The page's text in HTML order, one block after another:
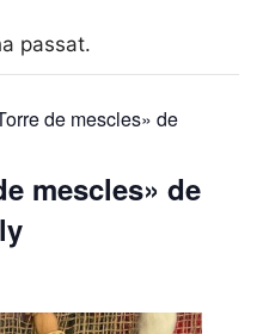
passat.
de mescles» de
mescles» de